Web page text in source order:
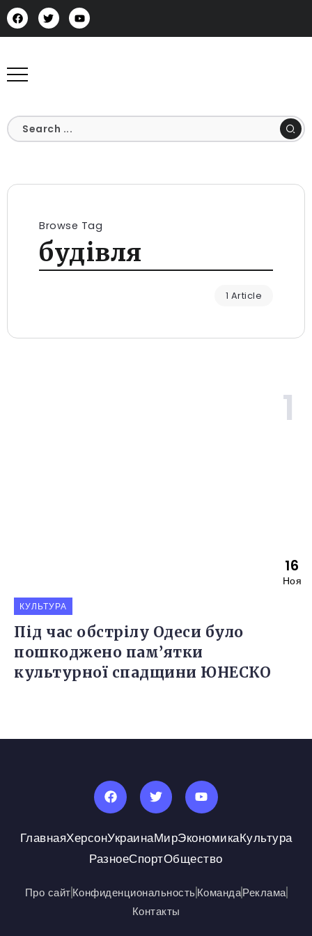
Browse Tag
будівля
1 Article
16
Ноя
КУЛЬТУРА
Під час обстрілу Одеси було
пошкоджено пам’ятки
культурної спадщини ЮНЕСКО
ГлавнаяХерсонУкраинаМирЭкономикаКультура
РазноеСпортОбщество
Про сайтКонфиденциональностьКомандаРеклама
Контакты